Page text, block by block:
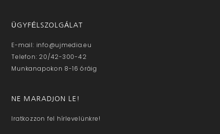
ÜGYFÉLSZOLGÁLAT
E-mail: info@ujmedia.eu
Telefon: 20/42-300-42
Munkanapokon 8-16 óráig
NE MARADJON LE!
Iratkozzon fel hírlevelünkre!